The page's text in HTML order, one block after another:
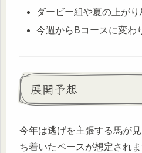
ダービー組や夏の上がり
今週からBコースに変わ
展開予想
今年は逃げを主張する馬が
ち着いたペースが想定されま